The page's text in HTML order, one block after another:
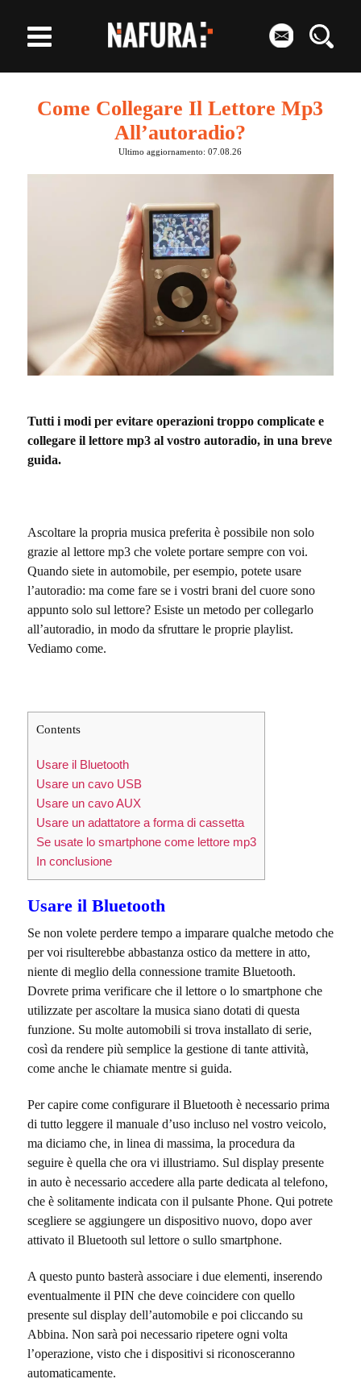
Come Collegare Il Lettore Mp3
All’autoradio?
Ultimo aggiornamento: 07.08.26
Tutti i modi per evitare operazioni troppo complicate e
collegare il lettore mp3 al vostro autoradio, in una breve
guida.
Ascoltare la propria musica preferita è possibile non solo
grazie al lettore mp3 che volete portare sempre con voi.
Quando siete in automobile, per esempio, potete usare
l’autoradio: ma come fare se i vostri brani del cuore sono
appunto solo sul lettore? Esiste un metodo per collegarlo
all’autoradio, in modo da sfruttare le proprie playlist.
Vediamo come.
Contents
Usare il Bluetooth
Usare un cavo USB
Usare un cavo AUX
Usare un adattatore a forma di cassetta
Se usate lo smartphone come lettore mp3
In conclusione
Usare il Bluetooth
Se non volete perdere tempo a imparare qualche metodo che
per voi risulterebbe abbastanza ostico da mettere in atto,
niente di meglio della connessione tramite Bluetooth.
Dovrete prima verificare che il lettore o lo smartphone che
utilizzate per ascoltare la musica siano dotati di questa
funzione. Su molte automobili si trova installato di serie,
così da rendere più semplice la gestione di tante attività,
come anche le chiamate mentre si guida.
Per capire come configurare il Bluetooth è necessario prima
di tutto leggere il manuale d’uso incluso nel vostro veicolo,
ma diciamo che, in linea di massima, la procedura da
seguire è quella che ora vi illustriamo. Sul display presente
in auto è necessario accedere alla parte dedicata al telefono,
che è solitamente indicata con il pulsante Phone. Qui potrete
scegliere se aggiungere un dispositivo nuovo, dopo aver
attivato il Bluetooth sul lettore o sullo smartphone.
A questo punto basterà associare i due elementi, inserendo
eventualmente il PIN che deve coincidere con quello
presente sul display dell’automobile e poi cliccando su
Abbina. Non sarà poi necessario ripetere ogni volta
l’operazione, visto che i dispositivi si riconosceranno
automaticamente.